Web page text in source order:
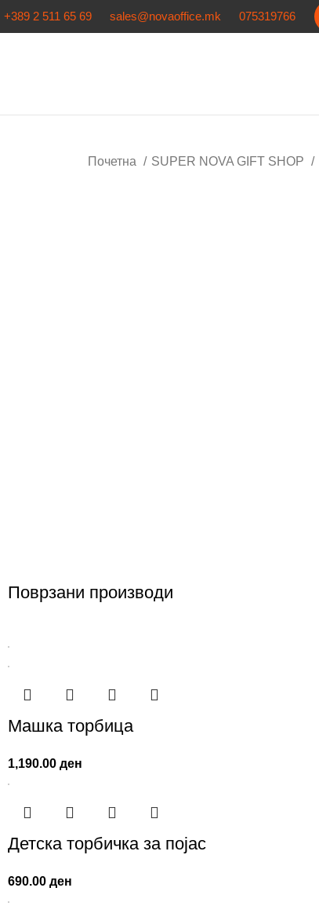
+389 2 511 65 69 sales@novaoffice.mk 075319766
Почетна SUPER NOVA GIFT SHOP
Поврзани производи
Машка торбица
1,190.00ден
Детска торбичка за појас
690.00ден